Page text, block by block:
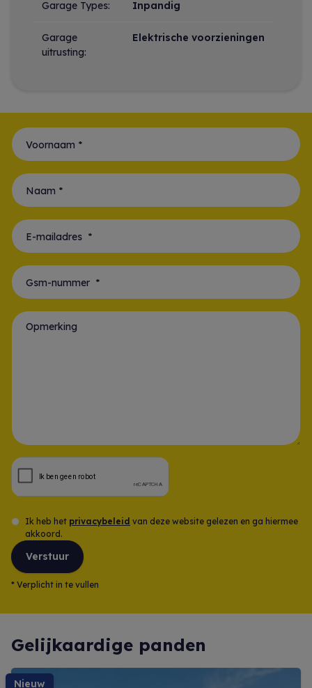
Garage Types: Inpandig
Garage
uitrusting:
Elektrische voorzieningen
Ik heb het privacybeleid van deze website gelezen en ga hiermee
akkoord.
Verstuur
* Verplicht in te vullen
Gelijkaardige panden
nieuw